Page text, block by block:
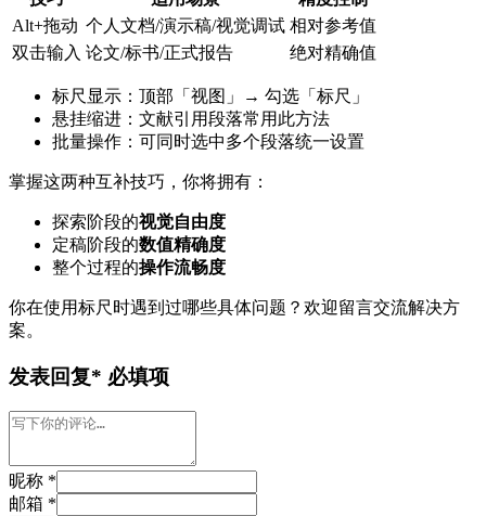
Alt+拖动 个人文档/演示稿/视觉调试 相对参考值
双击输入 论文/标书/正式报告 绝对精确值
标尺显示：顶部「视图」→ 勾选「标尺」
悬挂缩进：文献引用段落常用此方法
批量操作：可同时选中多个段落统一设置
掌握这两种互补技巧，你将拥有：
探索阶段的视觉自由度
定稿阶段的数值精确度
整个过程的操作流畅度
你在使用标尺时遇到过哪些具体问题？欢迎留言交流解决方
案。
发表回复* 必填项
昵称 *
邮箱 *